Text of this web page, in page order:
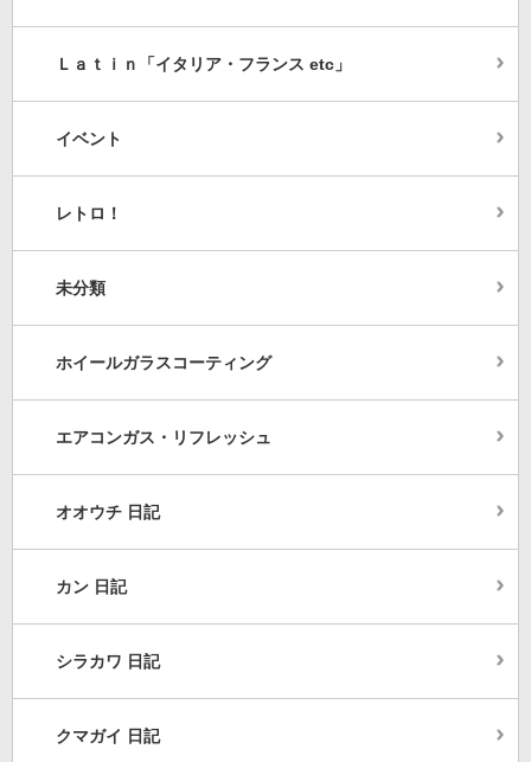
Ｌａｔｉｎ「イタリア・フランス etc」
イベント
レトロ！
未分類
ホイールガラスコーティング
エアコンガス・リフレッシュ
オオウチ 日記
カン 日記
シラカワ 日記
クマガイ 日記